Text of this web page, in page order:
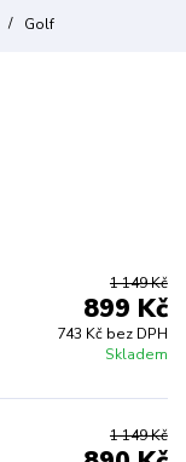
Golf
Skladem
1 149 Kč
899 Kč
743 Kč bez DPH
1 149 Kč